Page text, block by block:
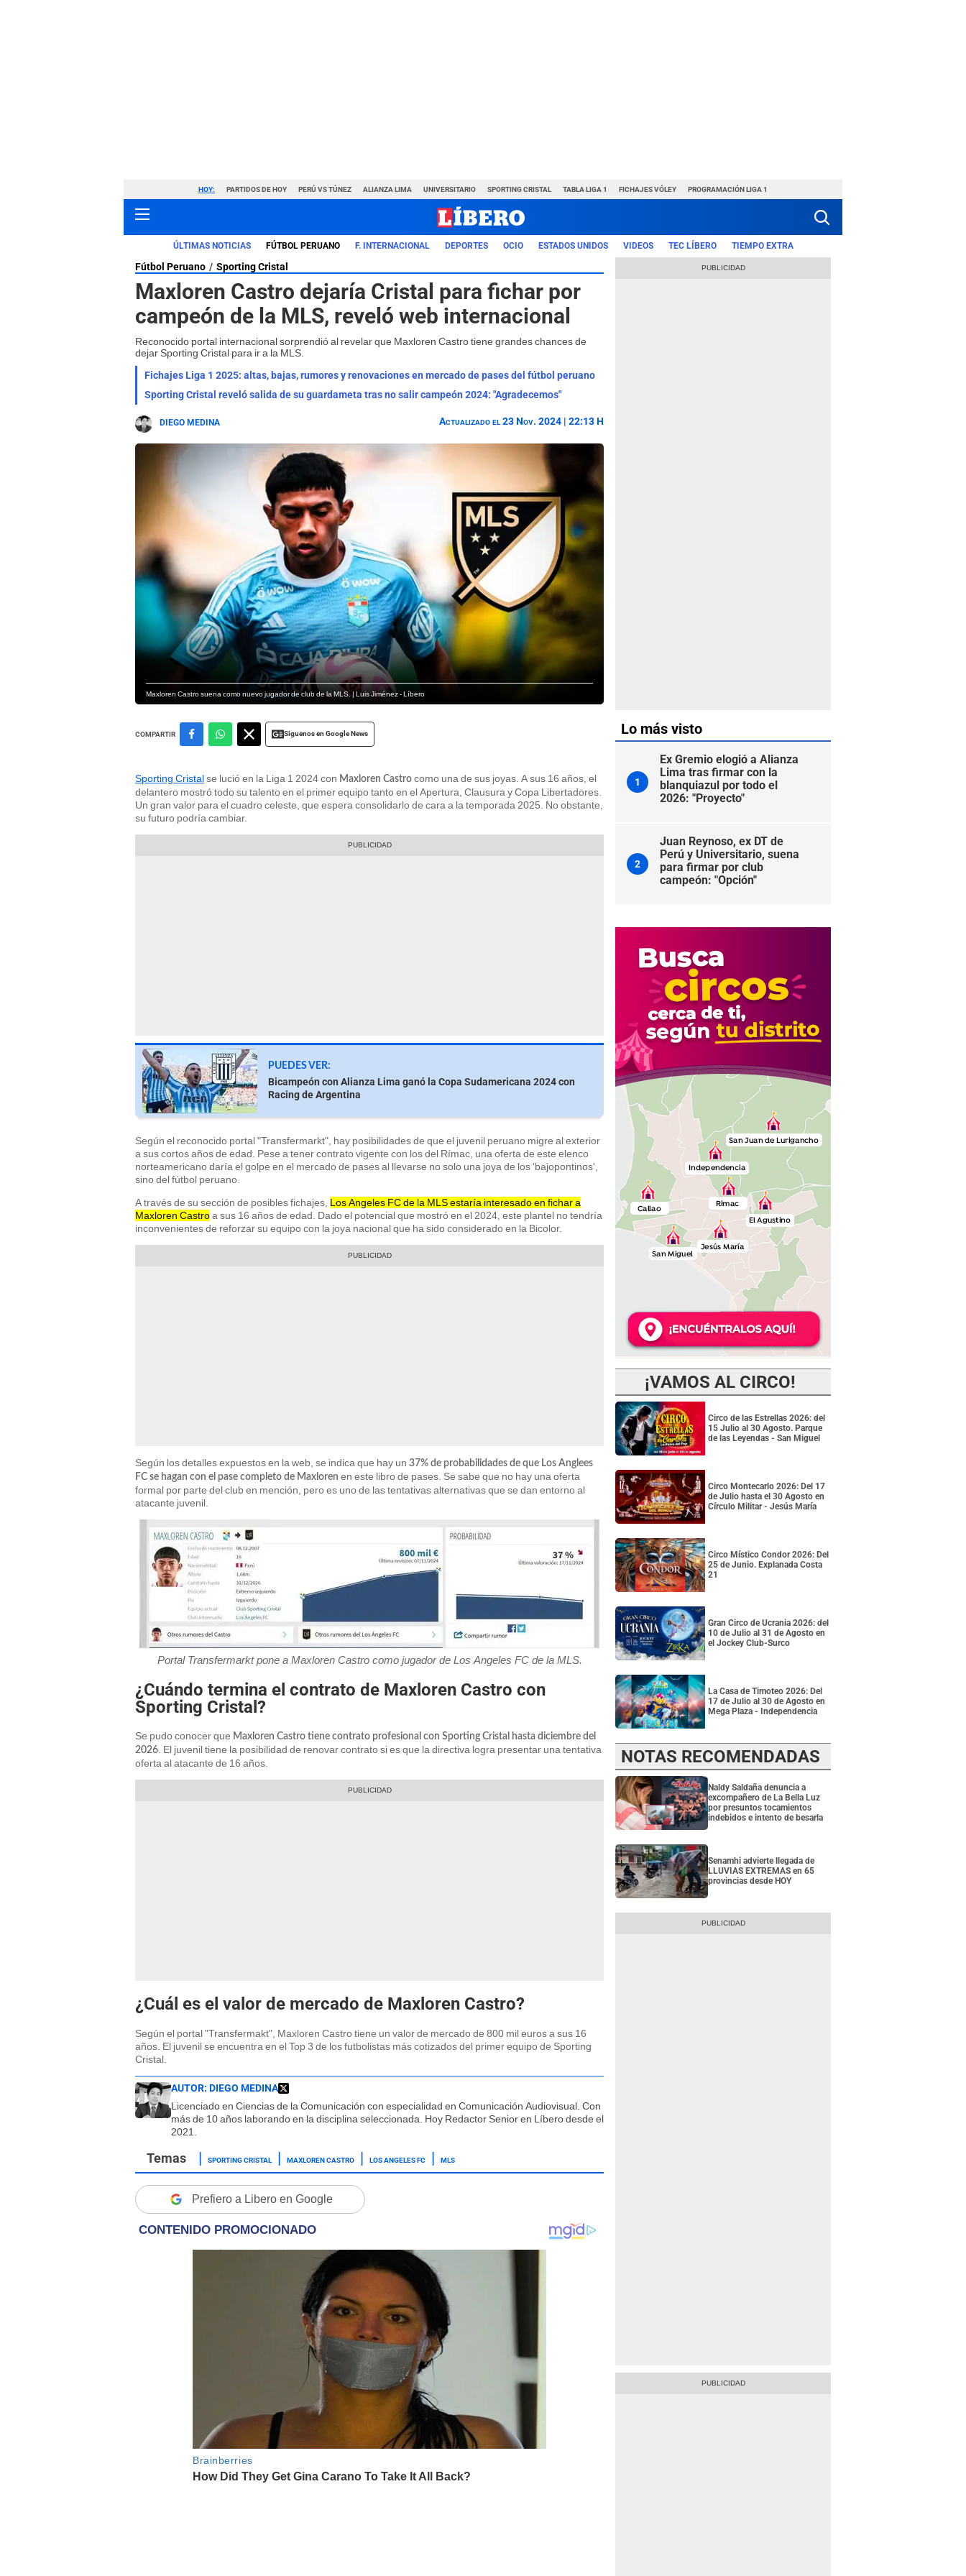
HOY: PARTIDOS DE HOY PERÚ VS TÚNEZ ALIANZA LIMA UNIVERSITARIO SPORTING CRISTAL TABLA LIGA 1 FICHAJES VÓLEY PROGRAMACIÓN LIGA 1
ÚLTIMAS NOTICIAS FÚTBOL PERUANO F. INTERNACIONAL DEPORTES OCIO ESTADOS UNIDOS VIDEOS TEC LÍBERO TIEMPO EXTRA
Fútbol Peruano Sporting Cristal
Maxloren Castro dejaría Cristal para fichar por
campeón de la MLS, reveló web internacional
Reconocido portal internacional sorprendió al revelar que Maxloren Castro tiene grandes chances de
dejar Sporting Cristal para ir a la MLS.
Fichajes Liga 1 2025: altas, bajas, rumores y renovaciones en mercado de pases del fútbol peruano
Sporting Cristal reveló salida de su guardameta tras no salir campeón 2024: "Agradecemos"
DIEGO MEDINA Actualizado el 23 Nov. 2024 | 22:13 H
Maxloren Castro suena como nuevo jugador de club de la MLS. | Luis Jiménez - Líbero
COMPARTIR Siguenos en Google News
Sporting Cristalse lució en la Liga 1 2024 con Maxloren Castro como una de sus joyas. A sus 16 años, el
delantero mostró todo su talento en el primer equipo tanto en el Apertura, Clausura y Copa Libertadores.
Un gran valor para el cuadro celeste, que espera consolidarlo de cara a la temporada 2025. No obstante,
su futuro podría cambiar.
PUEDES VER:
Bicampeón con Alianza Lima ganó la Copa Sudamericana 2024 con
Racing de Argentina
Según el reconocido portal "Transfermarkt", hay posibilidades de que el juvenil peruano migre al exterior
a sus cortos años de edad. Pese a tener contrato vigente con los del Rímac, una oferta de este elenco
norteamericano daría el golpe en el mercado de pases al llevarse no solo una joya de los 'bajopontinos',
sino del fútbol peruano.
A través de su sección de posibles fichajes, Los Angeles FC de la MLS estaría interesado en fichar a
Maxloren Castroa sus 16 años de edad. Dado el potencial que mostró en el 2024, este plantel no tendría
inconvenientes de reforzar su equipo con la joya nacional que ha sido considerado en la Bicolor.
Según los detalles expuestos en la web, se indica que hay un 37% de probabilidades de que Los Anglees
FC se hagan con el pase completo de Maxloren en este libro de pases. Se sabe que no hay una oferta
formal por parte del club en mención, pero es uno de las tentativas alternativas que se dan entorno al
atacante juvenil.
Portal Transfermarkt pone a Maxloren Castro como jugador de Los Angeles FC de la MLS.
¿Cuándo termina el contrato de Maxloren Castro con
Sporting Cristal?
Se pudo conocer que Maxloren Castro tiene contrato profesional con Sporting Cristal hasta diciembre del
2026. El juvenil tiene la posibilidad de renovar contrato si es que la directiva logra presentar una tentativa
oferta al atacante de 16 años.
¿Cuál es el valor de mercado de Maxloren Castro?
Según el portal "Transfermakt", Maxloren Castro tiene un valor de mercado de 800 mil euros a sus 16
años. El juvenil se encuentra en el Top 3 de los futbolistas más cotizados del primer equipo de Sporting
Cristal.
AUTOR: DIEGO MEDINA
Licenciado en Ciencias de la Comunicación con especialidad en Comunicación Audiovisual. Con
más de 10 años laborando en la disciplina seleccionada. Hoy Redactor Senior en Líbero desde el
2021.
SPORTING CRISTAL MAXLOREN CASTRO LOS ANGELES FC MLS
Prefiero a Libero en Google
Lo más visto
1
Ex Gremio elogió a Alianza
Lima tras firmar con la
blanquiazul por todo el
2026: "Proyecto"
2
Juan Reynoso, ex DT de
Perú y Universitario, suena
para firmar por club
campeón: "Opción"
¡VAMOS AL CIRCO!
Circo de las Estrellas 2026: del
15 Julio al 30 Agosto. Parque
de las Leyendas - San Miguel
Circo Montecarlo 2026: Del 17
de Julio hasta el 30 Agosto en
Círculo Militar - Jesús María
Circo Místico Condor 2026: Del
25 de Junio. Explanada Costa
21
Gran Circo de Ucrania 2026: del
10 de Julio al 31 de Agosto en
el Jockey Club-Surco
La Casa de Timoteo 2026: Del
17 de Julio al 30 de Agosto en
Mega Plaza - Independencia
NOTAS RECOMENDADAS
Naldy Saldaña denuncia a
excompañero de La Bella Luz
por presuntos tocamientos
indebidos e intento de besarla
Senamhi advierte llegada de
LLUVIAS EXTREMAS en 65
provincias desde HOY